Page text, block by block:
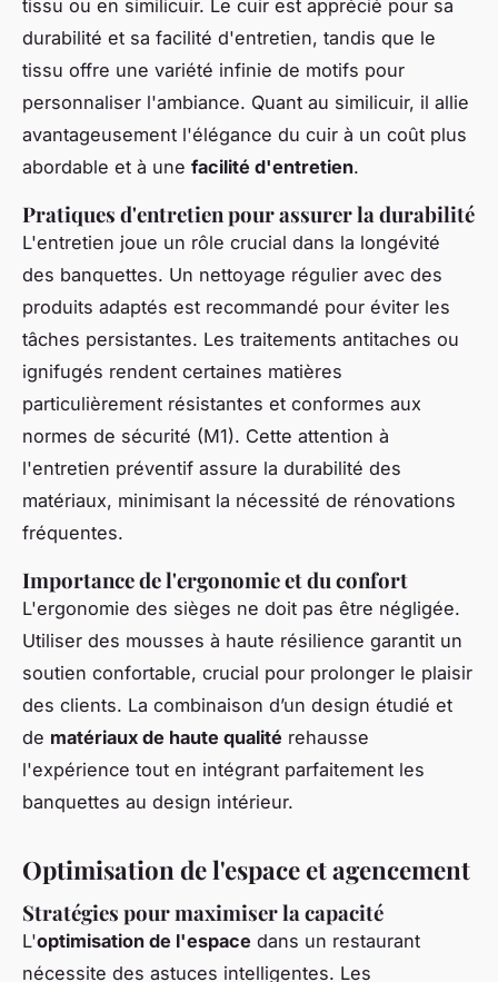
tissu ou en similicuir. Le cuir est apprécié pour sa
durabilité et sa facilité d'entretien, tandis que le
tissu offre une variété infinie de motifs pour
personnaliser l'ambiance. Quant au similicuir, il allie
avantageusement l'élégance du cuir à un coût plus
abordable et à une facilité d'entretien.
Pratiques d'entretien pour assurer la durabilité
L'entretien joue un rôle crucial dans la longévité
des banquettes. Un nettoyage régulier avec des
produits adaptés est recommandé pour éviter les
tâches persistantes. Les traitements antitaches ou
ignifugés rendent certaines matières
particulièrement résistantes et conformes aux
normes de sécurité (M1). Cette attention à
l'entretien préventif assure la durabilité des
matériaux, minimisant la nécessité de rénovations
fréquentes.
Importance de l'ergonomie et du confort
L'ergonomie des sièges ne doit pas être négligée.
Utiliser des mousses à haute résilience garantit un
soutien confortable, crucial pour prolonger le plaisir
des clients. La combinaison d’un design étudié et
de matériaux de haute qualité rehausse
l'expérience tout en intégrant parfaitement les
banquettes au design intérieur.
Optimisation de l'espace et agencement
Stratégies pour maximiser la capacité
L'optimisation de l'espace dans un restaurant
nécessite des astuces intelligentes. Les